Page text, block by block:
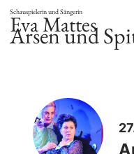
Schauspielerin und Sängerin
Eva Mattes
Arsen und